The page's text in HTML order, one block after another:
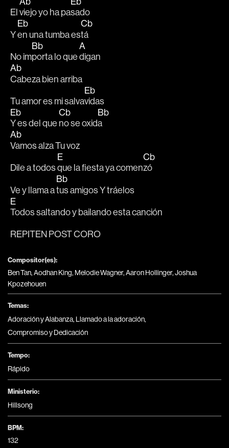
El viejo yo ha pasado
Y
Eb
en una tumba es
Cb
tá
No im
Bb
porta lo que
A
digan
Ab
Cabeza bien arriba
Tu amor es mi salva
Eb
vidas
Eb
Y es del que
Cb
no se oxid
Bb
a
Ab
Vamos alza Tu voz
Dile a todos
E
que la fiesta ya comen
Cb
zó
Ve y llama a
Bb
tus amigos Y tráelos
E
Todos saltando y bailando esta canción
REPITEN POST CORO
Compositor(es):
Ben Tan, Aodhan King, Melodie Wagner, Aaron Hollinger, Joshua
Kpozehouen
Temas:
Adoración y Alabanza, Llamado a la adoración,
Compromiso y Dedicación
Tempo:
Rápido
Ministerio:
Hillsong
BPM:
132